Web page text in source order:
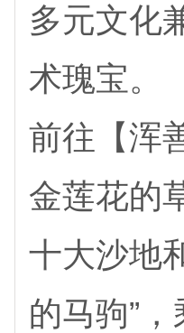
多元文化
术瑰宝。
前往【浑
金莲花的
十大沙地
的马驹”